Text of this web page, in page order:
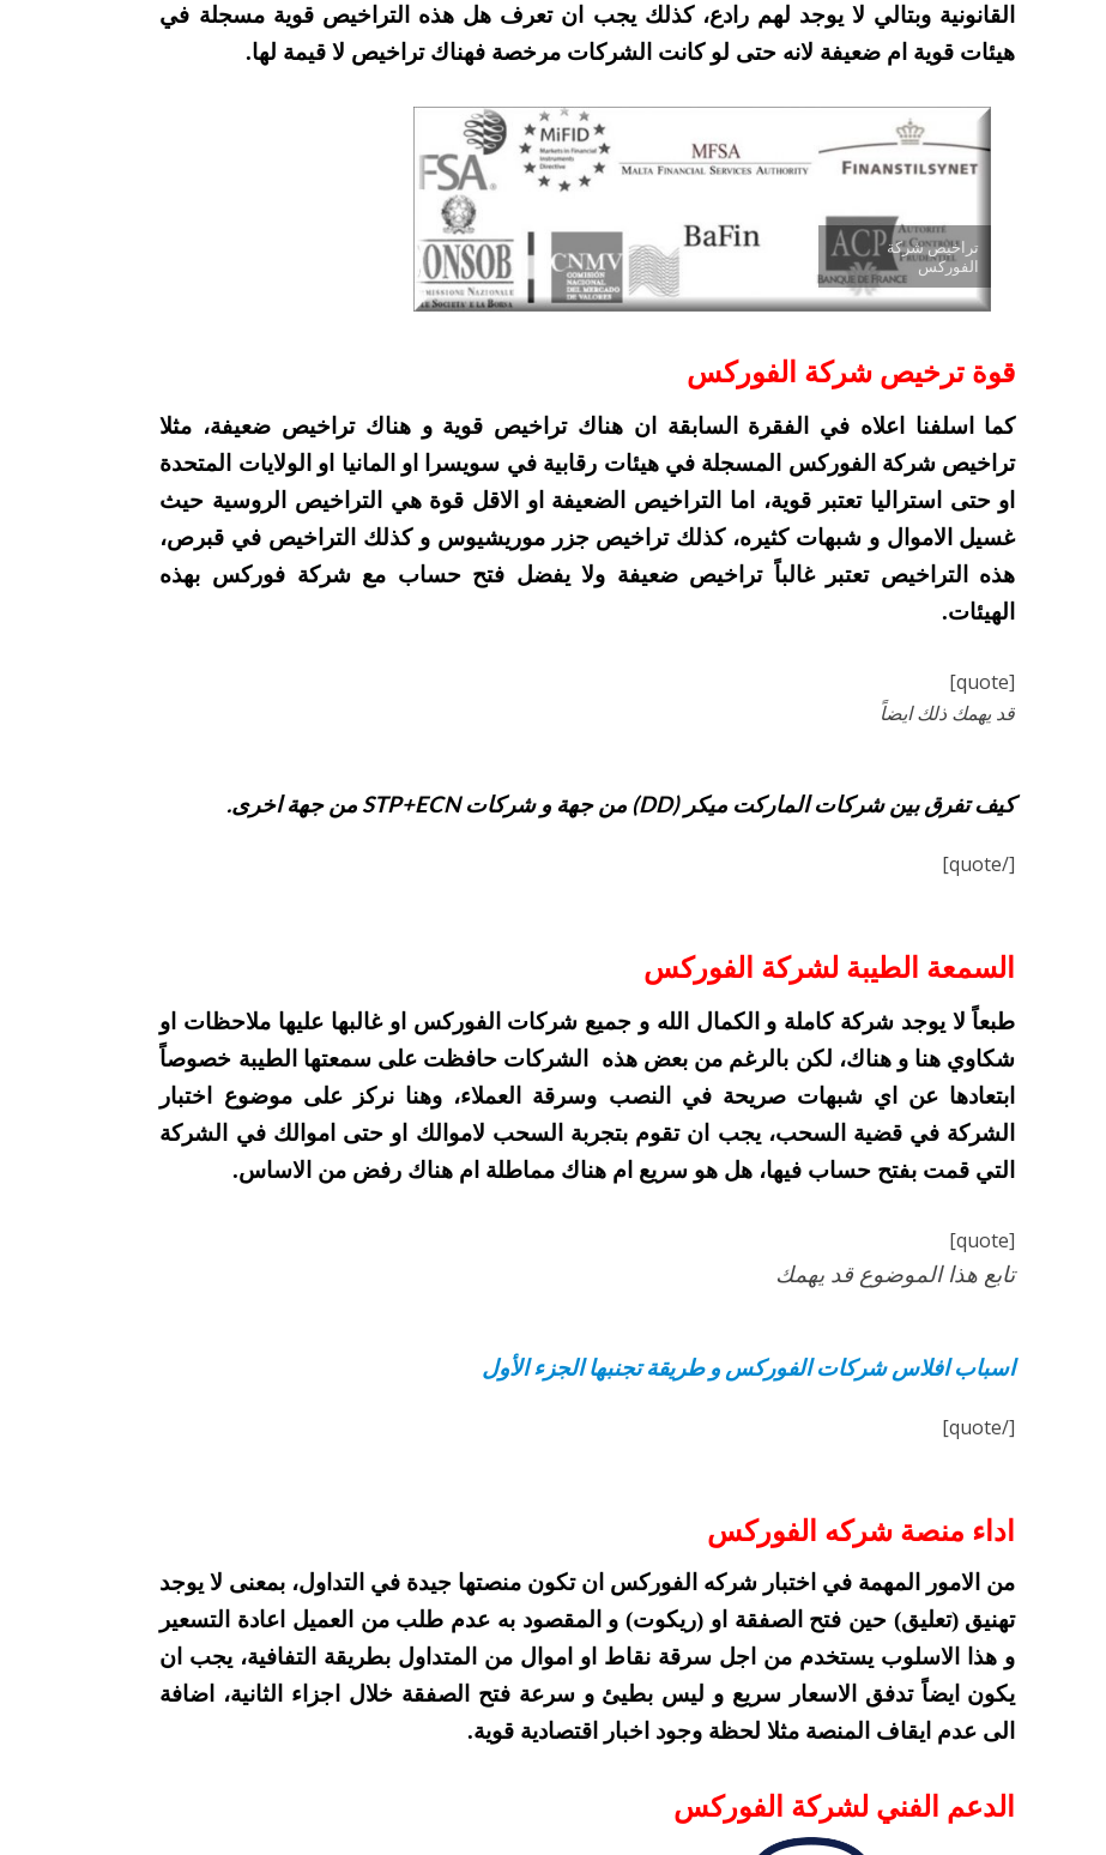
القانونية وبتالي لا يوجد لهم رادع، كذلك يجب ان تعرف هل هذه التراخيص قوية مسجلة في
هيئات قوية ام ضعيفة لانه حتى لو كانت الشركات مرخصة فهناك تراخيص لا قيمة لها.
تراخيص شركة
الفوركس
قوة ترخيص شركة الفوركس
كما اسلفنا اعلاه في الفقرة السابقة ان هناك تراخيص قوية و هناك تراخيص ضعيفة، مثلا
تراخيص شركة الفوركس المسجلة في هيئات رقابية في سويسرا او المانيا او الولايات المتحدة
او حتى استراليا تعتبر قوية، اما التراخيص الضعيفة او الاقل قوة هي التراخيص الروسية حيث
غسيل الاموال و شبهات كثيره، كذلك تراخيص جزر موريشيوس و كذلك التراخيص في قبرص،
هذه التراخيص تعتبر غالباً تراخيص ضعيفة ولا يفضل فتح حساب مع شركة فوركس بهذه
الهيئات.
[quote]
قد يهمك ذلك ايضاً
كيف تفرق بين شركات الماركت ميكر (DD) من جهة و شركات STP+ECN من جهة اخرى.
[/quote]
السمعة الطيبة لشركة الفوركس
طبعاً لا يوجد شركة كاملة و الكمال الله و جميع شركات الفوركس او غالبها عليها ملاحظات او
شكاوي هنا و هناك، لكن بالرغم من بعض هذه الشركات حافظت على سمعتها الطيبة خصوصاً
ابتعادها عن اي شبهات صريحة في النصب وسرقة العملاء، وهنا نركز على موضوع اختبار
الشركة في قضية السحب، يجب ان تقوم بتجربة السحب لاموالك او حتى اموالك في الشركة
التي قمت بفتح حساب فيها، هل هو سريع ام هناك مماطلة ام هناك رفض من الاساس.
[quote]
تابع هذا الموضوع قد يهمك
اسباب افلاس شركات الفوركس و طريقة تجنبها الجزء الأول
[/quote]
اداء منصة شركه الفوركس
من الامور المهمة في اختبار شركه الفوركس ان تكون منصتها جيدة في التداول، بمعنى لا يوجد
تهنيق (تعليق) حين فتح الصفقة او (ريكوت) و المقصود به عدم طلب من العميل اعادة التسعير
و هذا الاسلوب يستخدم من اجل سرقة نقاط او اموال من المتداول بطريقة التفافية، يجب ان
يكون ايضاً تدفق الاسعار سريع و ليس بطيئ و سرعة فتح الصفقة خلال اجزاء الثانية، اضافة
الى عدم ايقاف المنصة مثلا لحظة وجود اخبار اقتصادية قوية.
الدعم الفني لشركة الفوركس